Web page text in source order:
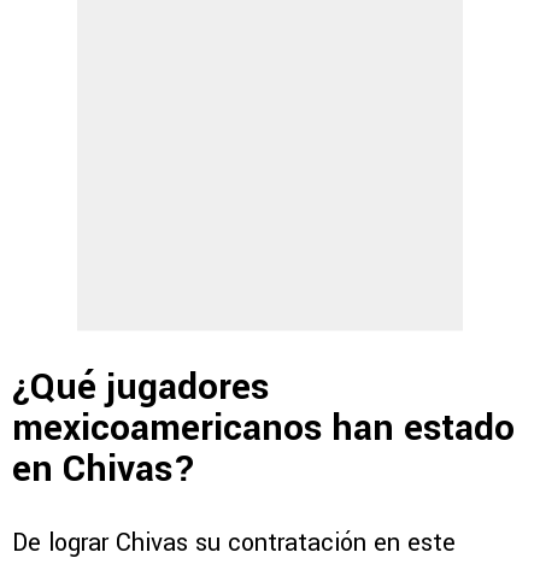
¿Qué jugadores
mexicoamericanos han estado
en Chivas?
De lograr Chivas su contratación en este